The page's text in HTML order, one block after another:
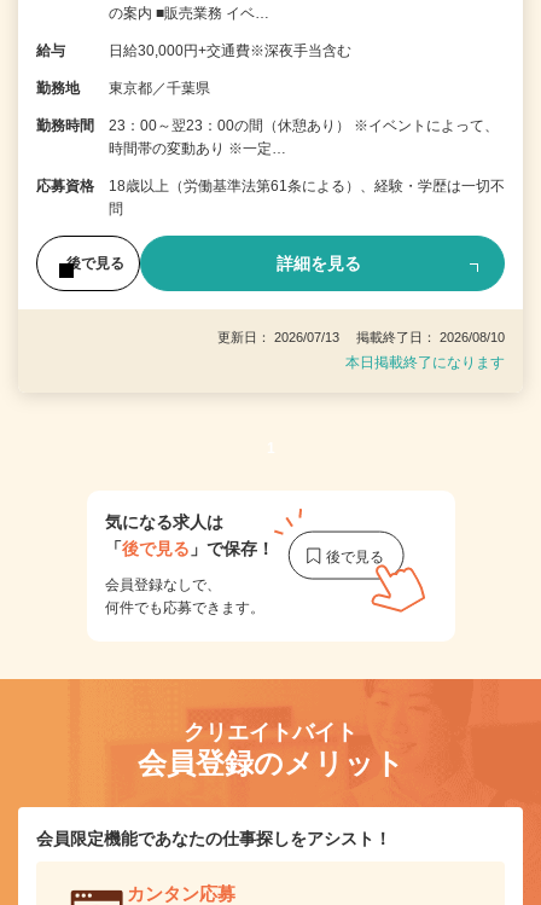
の案内 ■販売業務 イベ…
給与 日給30,000円+交通費※深夜手当含む
勤務地 東京都／千葉県
勤務時間
23：00～翌23：00の間（休憩あり） ※イベントによって、
時間帯の変動あり ※一定…
応募資格
18歳以上（労働基準法第61条による）、経験・学歴は一切不
問
後で見る 詳細を見る
更新日： 2026/07/13 掲載終了日： 2026/08/10
本日掲載終了になります
1
気になる求人は
「後で見る 」で保存！
会員登録なしで、
何件でも応募できます。
クリエイトバイト
会員登録のメリット
会員限定機能であなたの仕事探しをアシスト！
カンタン応募